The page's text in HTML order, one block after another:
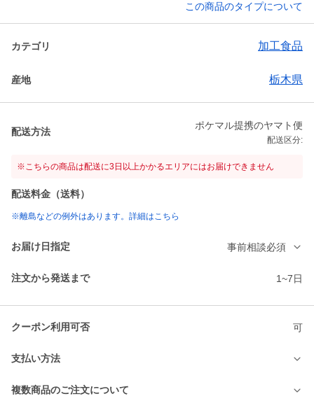
この商品のタイプについて
カテゴリ 加工食品
産地 栃木県
配送方法
ポケマル提携のヤマト便
配送区分:
※こちらの商品は配送に3日以上かかるエリアにはお届けできません
配送料金（送料）
※離島などの例外はあります。詳細はこちら
お届け日指定 事前相談必須
注文から発送まで 1~7日
クーポン利用可否 可
支払い方法
複数商品のご注文について